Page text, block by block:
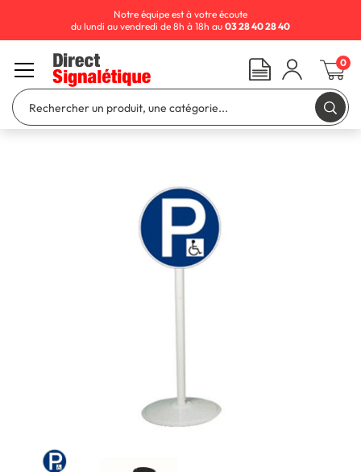
Notre équipe est à votre écoute
du lundi au vendredi de 8h à 18h au 03 28 40 28 40
0